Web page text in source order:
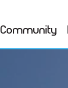
Community